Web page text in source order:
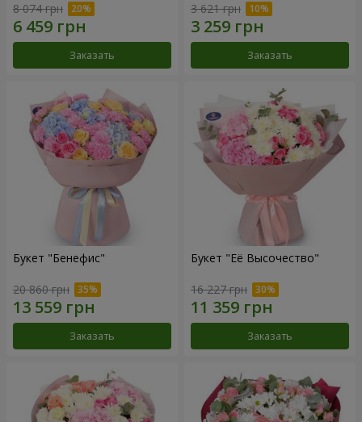
8 074 грн
Заказать
3 621 грн
Заказать
Букет "Бенефис"
20 860 грн
Заказать
Букет "Её Высочество"
16 227 грн
Заказать